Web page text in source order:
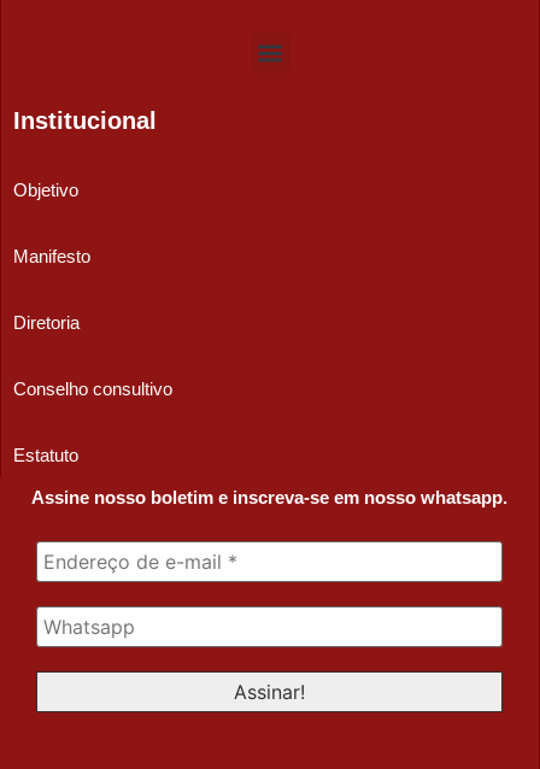
Institucional
Objetivo
Manifesto
Diretoria
Conselho consultivo
Estatuto
Assine nosso boletim e inscreva-se em nosso whatsapp.